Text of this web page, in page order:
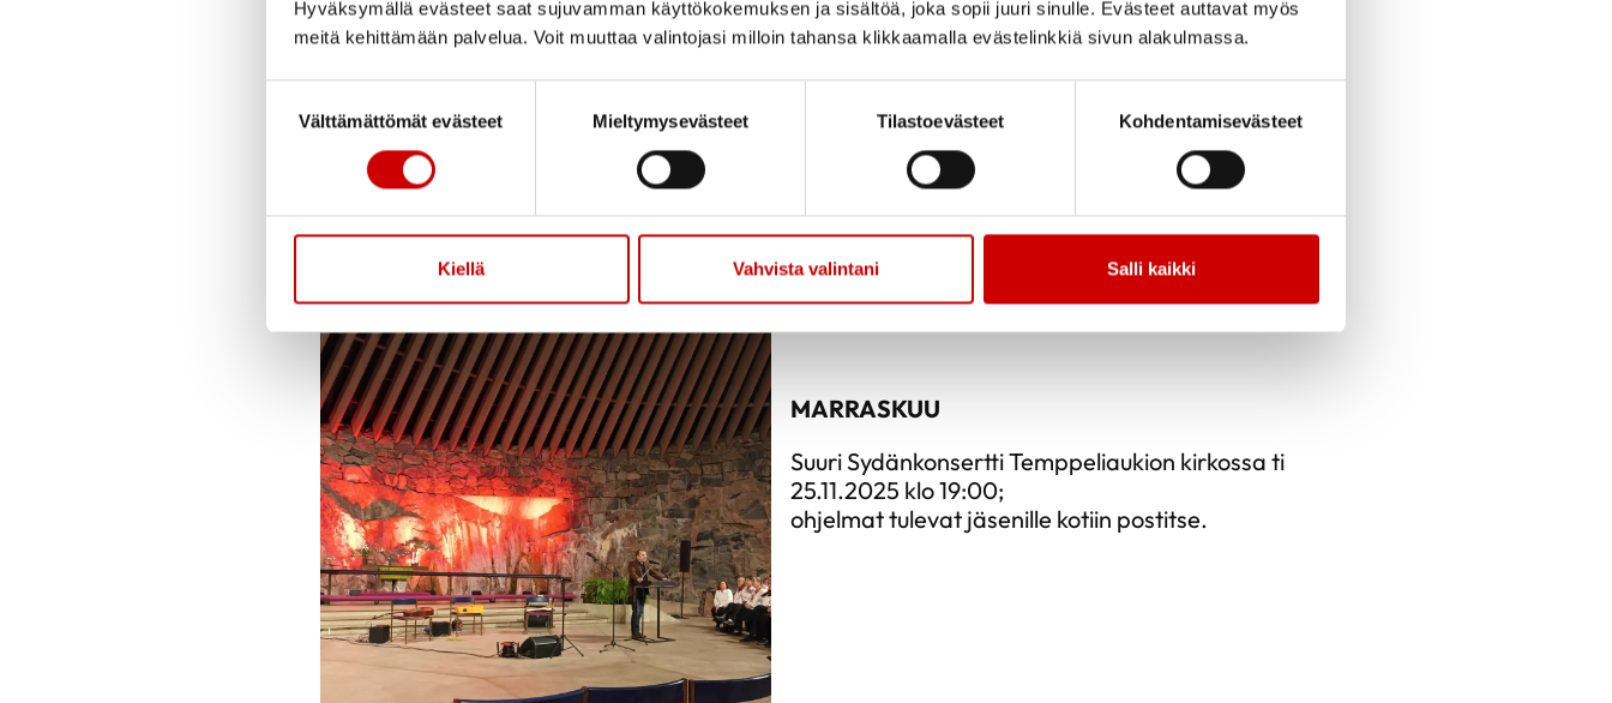
Hyväksymällä evästeet saat sujuvamman käyttökokemuksen ja sisältöä, joka sopii juuri sinulle. Evästeet auttavat myös
meitä kehittämään palvelua. Voit muuttaa valintojasi milloin tahansa klikkaamalla evästelinkkiä sivun alakulmassa.
Välttämättömät evästeet
Mieltymysevästeet Tilastoevästeet Kohdentamisevästeet
Kiellä Vahvista valintani Salli kaikki
rajoitetusti (yhdistys maksaa sisäänpääsyn ja
opastuksen)
MARRASKUU
Suuri Sydänkonsertti Temppeliaukion kirkossa ti
25.11.2025 klo 19:00;
ohjelmat tulevat jäsenille kotiin postitse.